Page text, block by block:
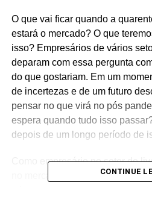
O que vai ficar quando a
estará o mercado? O que
isso? Empresários de vários
deparam com essa pergunta
do que gostariam. Em um
de incertezas e de um futuro
pensar no que virá no pós
espera quando tudo isso
depois de um longo período de
Como empresário no setor de
no mercado há anos, posso
CONTINUE